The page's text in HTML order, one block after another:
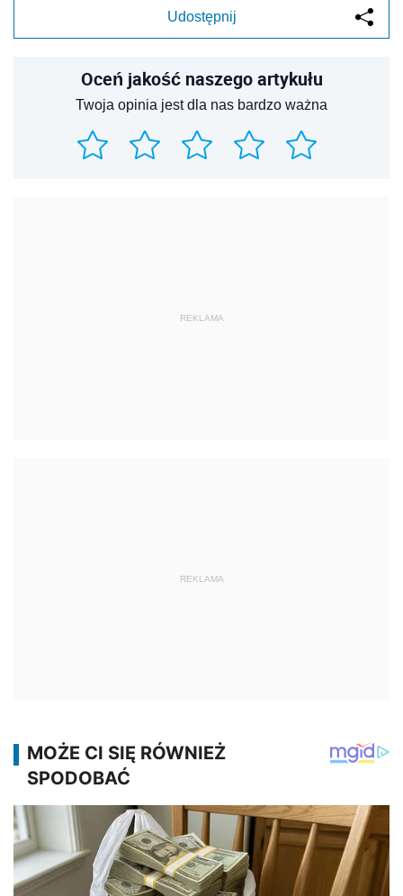
Udostępnij
Oceń jakość naszego artykułu
Twoja opinia jest dla nas bardzo ważna
REKLAMA
REKLAMA